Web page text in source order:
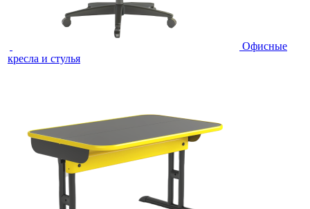
Офисные
кресла и стулья